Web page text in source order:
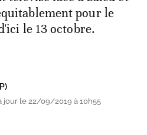
pour le
le 13 octobre.
jour le 22/09/2019 à 10h55